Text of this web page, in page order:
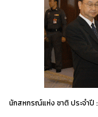
นักสหกรณ์แห่ง ชาติ ประจำปี :